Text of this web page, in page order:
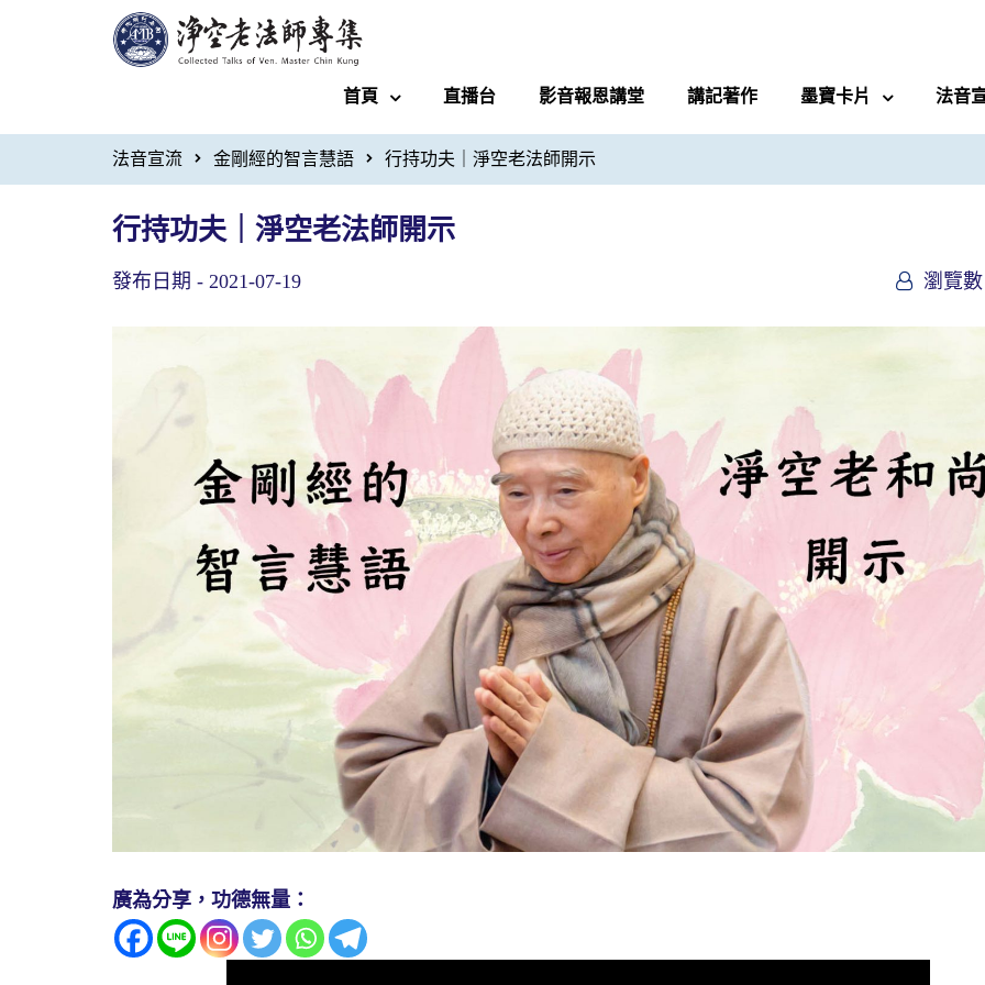
首頁 直播台 影音報恩講堂 講記著作 墨寶卡片 法音
法音宣流 金剛經的智言慧語 行持功夫｜淨空老法師開示
行持功夫｜淨空老法師開示
發布日期 - 2021-07-19 瀏覽數
廣為分享，功德無量：